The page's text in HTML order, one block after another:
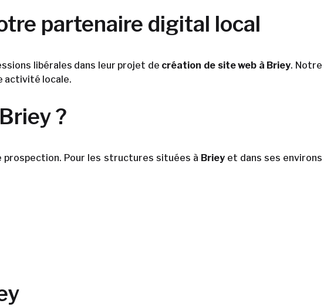
partenaire digital local
libérales dans leur projet de création de site web à Briey. Notre
activité locale.
?
prospection. Pour les structures situées à Brieyet dans ses environs